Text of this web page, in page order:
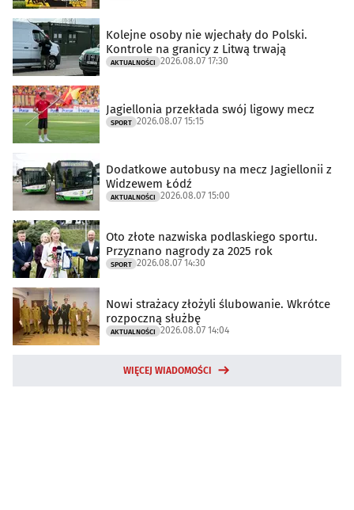
Kolejne osoby nie wjechały do Polski.
Kontrole na granicy z Litwą trwają
AKTUALNOŚCI 2026.08.07 17:30
Jagiellonia przekłada swój ligowy mecz
SPORT 2026.08.07 15:15
Dodatkowe autobusy na mecz Jagiellonii z
Widzewem Łódź
AKTUALNOŚCI 2026.08.07 15:00
Oto złote nazwiska podlaskiego sportu.
Przyznano nagrody za 2025 rok
SPORT 2026.08.07 14:30
Nowi strażacy złożyli ślubowanie. Wkrótce
rozpoczną służbę
AKTUALNOŚCI 2026.08.07 14:04
WIĘCEJ WIADOMOŚCI